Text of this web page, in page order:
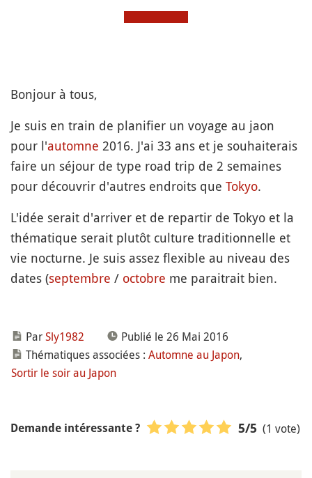
Bonjour à tous,
Je suis en train de planifier un voyage au jaon
pour l'automne 2016. J'ai 33 ans et je souhaiterais
faire un séjour de type road trip de 2 semaines
pour découvrir d'autres endroits que Tokyo.
L'idée serait d'arriver et de repartir de Tokyo et la
thématique serait plutôt culture traditionnelle et
vie nocturne. Je suis assez flexible au niveau des
dates (septembre / octobre me paraitrait bien.
ParSly1982
Publié le 26 Mai 2016
Thématiques associées : Automne au Japon,
Sortir le soir au Japon
Demande intéressante ? 5/5 (1 vote)